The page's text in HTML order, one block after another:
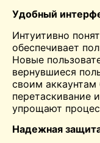
Удобный
Интуитивно
обеспечивает
Новые
вернувшиеся
своим аккаунтам
упрощают
Надежная